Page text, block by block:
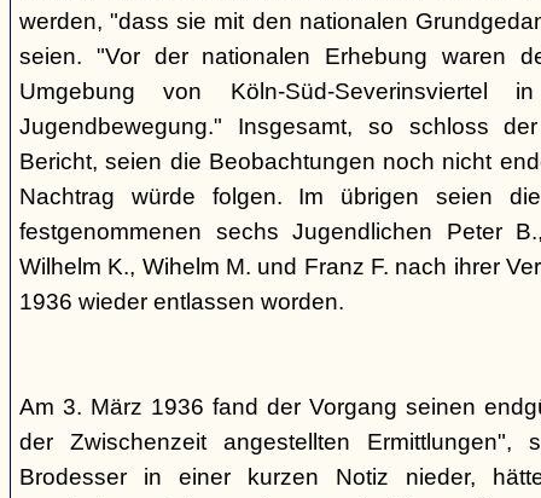
werden, "dass sie mit den nationalen
seien. "Vor der nationalen Erhebung waren
Umgebung von Köln-Süd-Severinsviertel
Jugendbewegung." Insgesamt, so schloss
Bericht, seien die Beobachtungen noch nicht
Nachtrag würde folgen. Im übrigen seien
festgenommenen sechs Jugendlichen Peter
Wilhelm K., Wihelm M. und Franz F. nach ihrer
1936 wieder entlassen worden.
Am 3. März 1936 fand der Vorgang seinen
der Zwischenzeit angestellten Ermittlungen",
Brodesser in einer kurzen Notiz nieder,